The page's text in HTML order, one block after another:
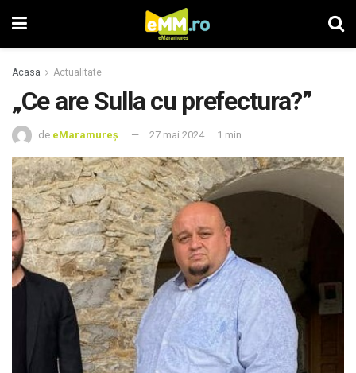
Acasa Actualitate
„Ce are Sulla cu prefectura?”
de eMaramureș 27 mai 2024 1 min